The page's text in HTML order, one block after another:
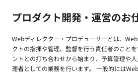
プロダクト開発・運営のお
Webディレクター・プロデューサーとは、
クトの指揮や管理、監督を行う責任者のこと
ントとの打ち合わせから始まり、予算管理や
理者としての業務を行います。 一般的には